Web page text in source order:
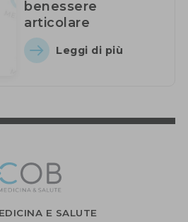
benessere
articolare
Leggi di più
E SALUTE